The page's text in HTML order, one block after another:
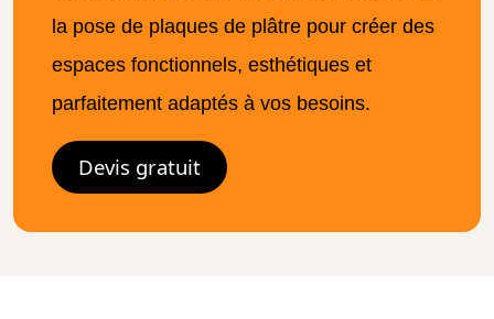
la pose de plaques de plâtre pour créer des
espaces fonctionnels, esthétiques et
parfaitement adaptés à vos besoins.
Devis gratuit